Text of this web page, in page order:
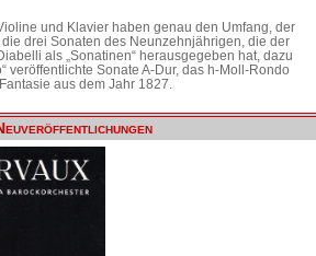
und Klavier haben genau den Umfang, der
drei Sonaten des Neunzehnjährigen, die der
als „Sonatinen“ herausgegeben hat, dazu
veröffentlichte Sonate A-Dur, das h-Moll-Rondo
aus dem Jahr 1827.